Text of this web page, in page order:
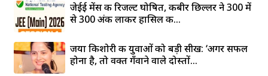
जेईई मेंस की रिजल्ट घोषित, कबीर छिल्लर ने 300 में
से 300 अंक लाकर हासिल की...
जया किशोरी की युवाओं को बड़ी सीख: ‘अगर सफल
होना है, तो वक्त गँवाने वाले दोस्तों...